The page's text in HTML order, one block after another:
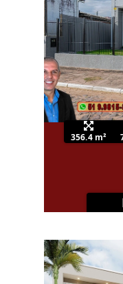
356.4 m²